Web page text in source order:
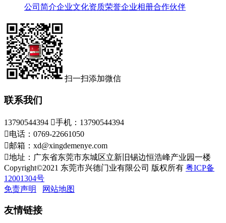
公司简介企业文化资质荣誉企业相册合作伙伴
扫一扫添加微信
联系我们
13790544394 手机：13790544394
电话：0769-22661050
邮箱：xd@xingdemenye.com
地址：广东省东莞市东城区立新旧锡边恒浩峰产业园一楼
Copyright©2021 东莞市兴德门业有限公司 版权所有 粤ICP备
12001304号
免责声明
网站地图
友情链接